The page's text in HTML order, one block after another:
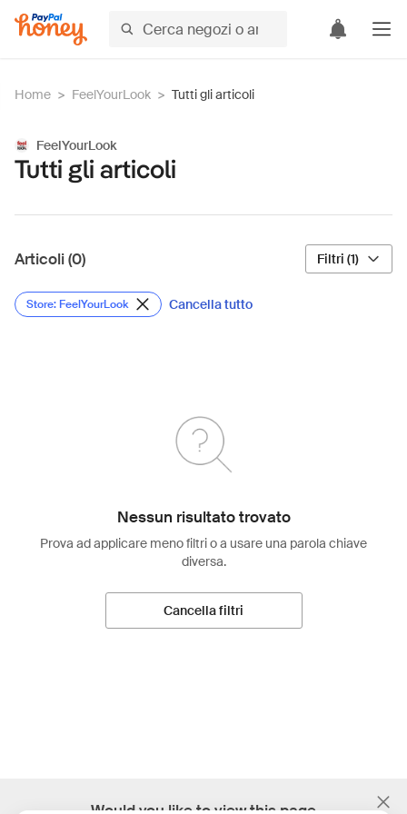
Home > FeelYourLook > Tutti gli articoli
FeelYourLook
Tutti gli articoli
Articoli (0) Filtri (1)
Store: FeelYourLook Cancella tutto
Nessun risultato trovato
Prova ad applicare meno filtri o a usare una parola chiave
diversa.
Cancella filtri